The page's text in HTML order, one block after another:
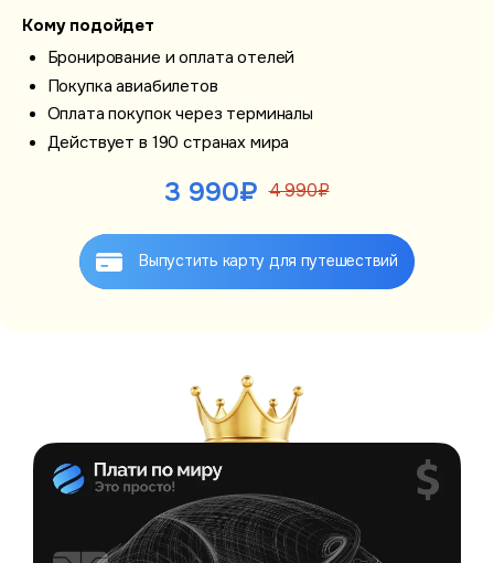
Кому подойдет
Бронирование и оплата отелей
Покупка авиабилетов
Оплата покупок через терминалы
Действует в 190 странах мира
3 990₽ 4 990₽
Выпустить карту для путешествий